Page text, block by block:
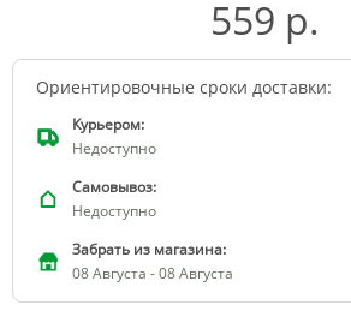
559 р.
Ориентировочные сроки доставки:
Курьером:
Недоступно
Самовывоз:
Недоступно
Забрать из магазина:
08 Августа - 08 Августа